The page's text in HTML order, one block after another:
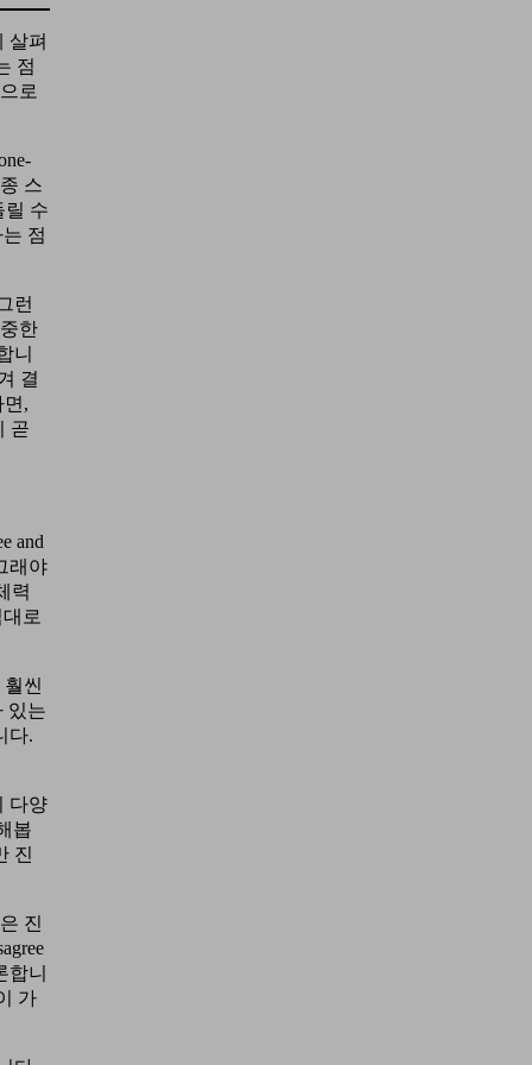
살펴
점
로
스
릴 수
점
런
한
니
결
,
곧
and
래야
력
로
씬
있는
다.
다양
봅
진
진
합니
가